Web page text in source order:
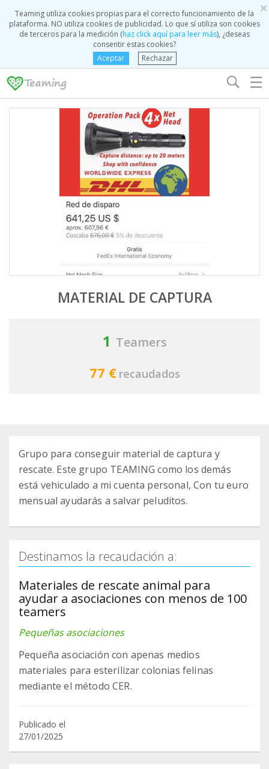
×
Teaming utiliza cookies propias para el correcto funcionamiento de la
plataforma. NO utiliza cookies de publicidad. Lo que sí utiliza son cookies
de terceros para la medición (haz click aquí para leer más), ¿deseas
consentir estas cookies?
Aceptar
Rechazar
☰
MATERIAL DE CAPTURA
1 Teamers
77 € recaudados
Grupo para conseguir material de captura y
rescate. Este grupo TEAMING como los demás
está vehiculado a mi cuenta personal, Con tu euro
mensual ayudarás a salvar peluditos.
Destinamos la recaudación a:
Materiales de rescate animal para
ayudar a asociaciones con menos de 100
teamers
Pequeñas asociaciones
Pequeña asociación con apenas medios
materiales para esterilizar colonias felinas
mediante el método CER.
Publicado el
27/01/2025